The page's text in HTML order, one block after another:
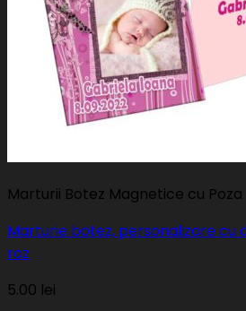
Marturii Botez Magnetice cu Poza
Marturie botez, personalizare cu
roz
5.00 lei